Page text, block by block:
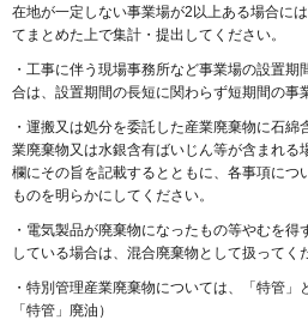
在地が一定しない事業場が2以上ある場合に
てまとめた上で集計・提出してください。
・工事に伴う現場事務所など事業場の設置
合は、設置期間の長短に関わらず短期間の事
・運搬又は処分を委託した産業廃棄物に石
業廃棄物又は水銀含有ばいじん等が含まれる
欄にその旨を記載するとともに、各事項につ
ものを明らかにしてください。
・電気製品が廃棄物になったもの等やむを
している場合は、混合廃棄物として扱ってく
・特別管理産業廃棄物については、「特管」
「特管」廃油）